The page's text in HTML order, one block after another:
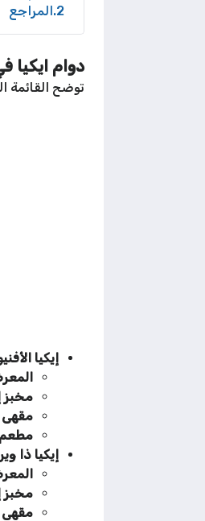
2 المراجع
دوام ايكيا في
توضح القائمة التالي
إيكيا
المعرض: من الساعة 10:00
مخبز إيكيا: من الساعة
مقهى إيكيا:
مطعم إيكيا:
إيكيا ذا
المعرض: من الساعة 10:00
مخبز إيكيا: من الساعة
مقهى إيكيا: